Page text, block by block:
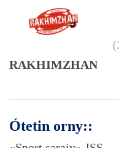
RAKHIMZHAN
Ótetin orny::